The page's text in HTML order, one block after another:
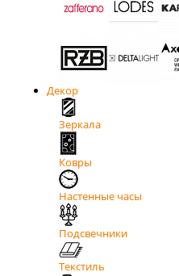
Декор
Зеркала
Ковры
Настенные часы
Подсвечники
Текстиль